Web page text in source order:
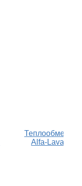
Теплообменники
Alfa-Laval M6